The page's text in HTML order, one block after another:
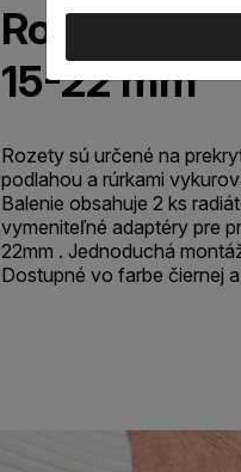
Rozeta
15-22 mm
Rozety sú určené na
podlahou a rúrkami
Balenie obsahuje 2 ks
vymeniteľné adaptéry pre
22mm . Jednoduchá
Dostupné vo farbe čiernej